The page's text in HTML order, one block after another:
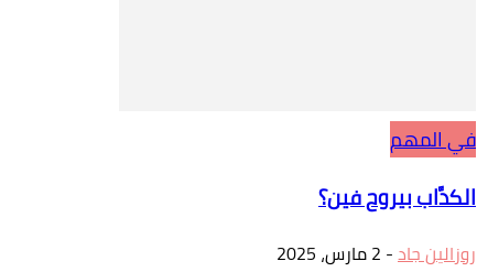
في المهم
الكدَّاب بيروح فين؟
روزالين جاد- 2 مارس، 2025